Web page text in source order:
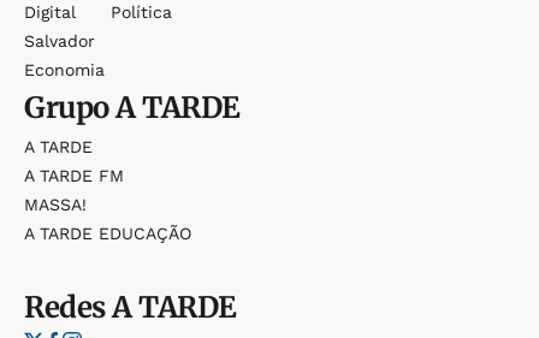
Digital
Salvador
Economia
Política
GrupoA TARDE
A TARDE
A TARDE FM
MASSA!
A TARDE EDUCAÇÃO
RedesA TARDE